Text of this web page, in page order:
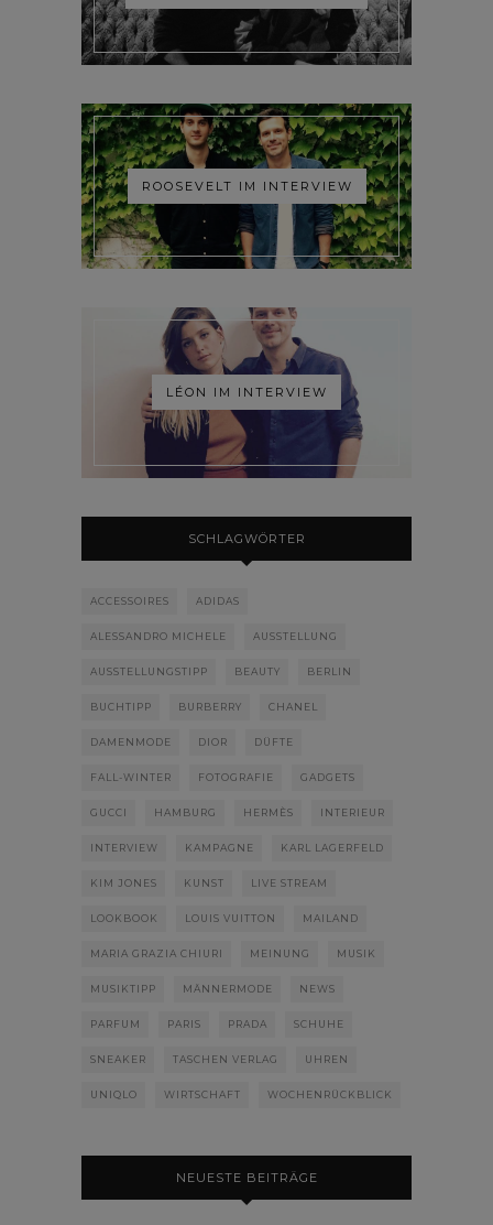
ROOSEVELT IM INTERVIEW
LÉON IM INTERVIEW
SCHLAGWÖRTER
ACCESSOIRES ADIDAS
ALESSANDRO MICHELE AUSSTELLUNG
AUSSTELLUNGSTIPP BEAUTY BERLIN
BUCHTIPP BURBERRY CHANEL
DAMENMODE DIOR DÜFTE
FALL-WINTER FOTOGRAFIE GADGETS
GUCCI HAMBURG HERMÈS INTERIEUR
INTERVIEW KAMPAGNE KARL LAGERFELD
KIM JONES KUNST LIVE STREAM
LOOKBOOK LOUIS VUITTON MAILAND
MARIA GRAZIA CHIURI MEINUNG MUSIK
MUSIKTIPP MÄNNERMODE NEWS
PARFUM PARIS PRADA SCHUHE
SNEAKER TASCHEN VERLAG UHREN
UNIQLO WIRTSCHAFT WOCHENRÜCKBLICK
NEUESTE BEITRÄGE